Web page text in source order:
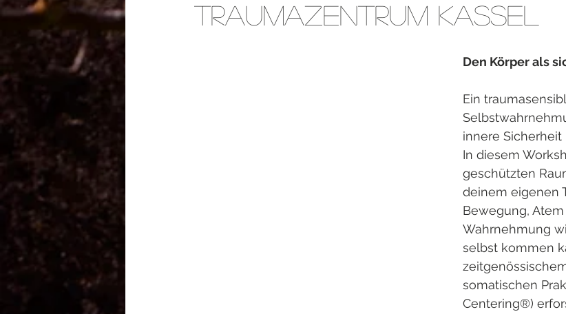
Traumazentrum Kassel
Den Körper als
Ein
innere Sicherheit
In diesem
geschützten
deinem eigenen
Bewegung,
Wahrnehmung
selbst kommen
somatischen
Centering®)